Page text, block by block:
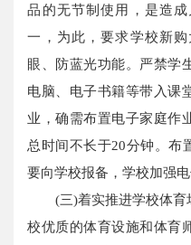
品的无节制使用，是造
一，为此，要求学校新
眼、防蓝光功能。严禁学
电脑、电子书籍等带入课
业，确需布置电子家庭作
总时间不长于20分钟。布
要向学校报备，学校加强
(三)着实推进学校体育
校优质的体育设施和体育